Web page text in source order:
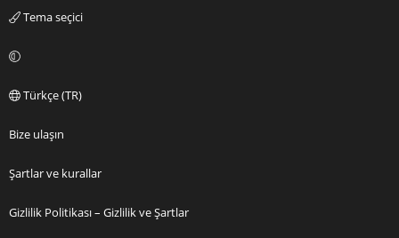
Tema seçici
Türkçe (TR)
Bize ulaşın
Şartlar ve kurallar
Gizlilik Politikası – Gizlilik ve Şartlar